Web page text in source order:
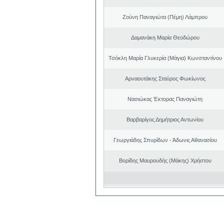
Ζούνη Παναγιώτα (Πέμη) Λάμπρου
Δαμανάκη Μαρία Θεοδώρου
Τσόκλη Μαρία Γλυκερία (Μάγια) Κωνσταντίνου
Αρναουτάκης Σταύρος Φωκίωνος
Νασιώκας Έκτορας Παναγιώτη
Βαρβαρίγος Δημήτριος Αντωνίου
Γεωργιάδης Σπυρίδων - Άδωνις Αθανασίου
Βορίδης Μαυρουδής (Μάκης) Χρήστου